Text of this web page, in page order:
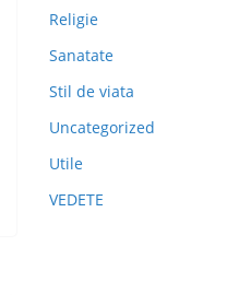
Religie
Sanatate
Stil de viata
Uncategorized
Utile
VEDETE